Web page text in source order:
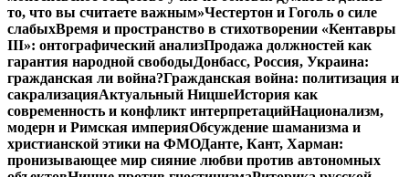
то, что вы считаете важным»Честертон и Гоголь о силе
слабыхВремя и пространство в стихотворении «Кентавры
III»: онтографический анализПродажа должностей как
гарантия народной свободыДонбасс, Россия, Украина:
гражданская ли война?Гражданская война: политизация и
сакрализацияАктуальный НицшеИстория как
современность и конфликт интерпретацийНационализм,
модерн и Римская империяОбсуждение шаманизма и
христианской этики на ФМОДанте, Кант, Харман:
пронизывающее мир сияние любви против автономных